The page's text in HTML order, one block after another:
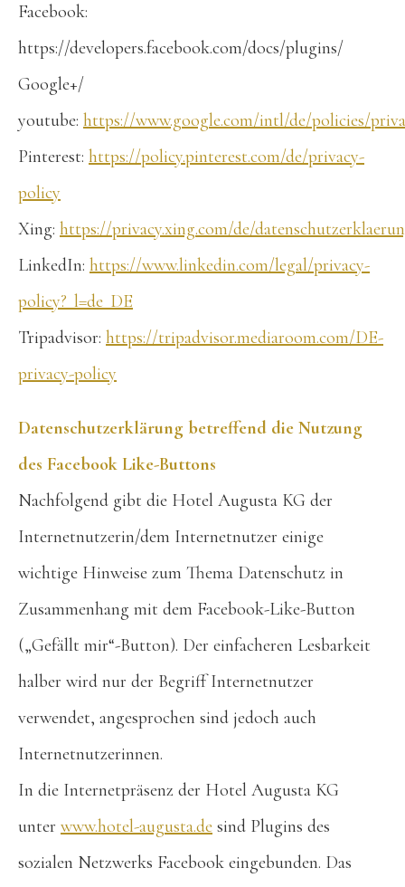
Facebook:
https://developers.facebook.com/docs/plugins/
Google+/
youtube: https://www.google.com/intl/de/policies/
Pinterest: https://policy.pinterest.com/de/privacy-
policy
Xing: https://privacy.xing.com/de/
LinkedIn: https://www.linkedin.com/legal/privacy-
policy?_l=de_DE
Tripadvisor: https://tripadvisor.mediaroom.com/DE-
privacy-policy
Datenschutzerklärung betreffend die Nutzung
des Facebook Like-Buttons
Nachfolgend gibt die Hotel Augusta KG der
Internetnutzerin/dem Internetnutzer einige
wichtige Hinweise zum Thema Datenschutz in
Zusammenhang mit dem Facebook-Like-Button
(„Gefällt mir“-Button). Der einfacheren Lesbarkeit
halber wird nur der Begriff Internetnutzer
verwendet, angesprochen sind jedoch auch
Internetnutzerinnen.
In die Internetpräsenz der Hotel Augusta KG
unter www.hotel-augusta.de sind Plugins des
sozialen Netzwerks Facebook eingebunden. Das